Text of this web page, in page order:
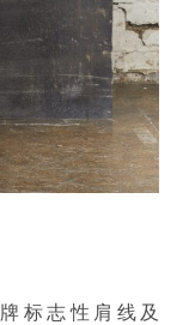
标志性肩线及